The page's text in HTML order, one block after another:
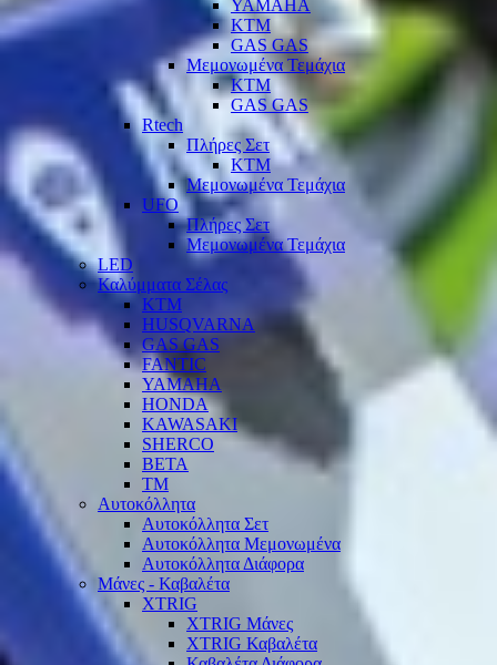
YAMAHA
KTM
GAS GAS
Μεμονωμένα Τεμάχια
KTM
GAS GAS
Rtech
Πλήρες Σετ
KTM
Μεμονωμένα Τεμάχια
UFO
Πλήρες Σετ
Μεμονωμένα Τεμάχια
LED
Καλύμματα Σέλας
KTM
HUSQVARNA
GAS GAS
FANTIC
YAMAHA
HONDA
KAWASAKI
SHERCO
BETA
TM
Αυτοκόλλητα
Αυτοκόλλητα Σετ
Αυτοκόλλητα Μεμονωμένα
Αυτοκόλλητα Διάφορα
Μάνες - Καβαλέτα
XTRIG
XTRIG Μάνες
XTRIG Καβαλέτα